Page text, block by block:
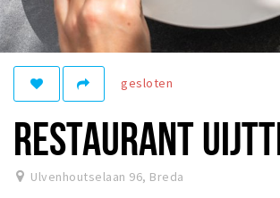
Recreatief
Winkels
Winkelgebieden
Bezienswaardigheden
Musea, theaters & podia
gesloten
RESTAURANT
Ulvenhoutselaan 96, Breda